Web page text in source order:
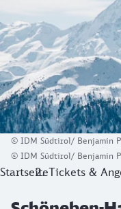
© IDM Südtirol/ Benjamin
© IDM Südtirol/ Benjamin
StartseiteTickets &